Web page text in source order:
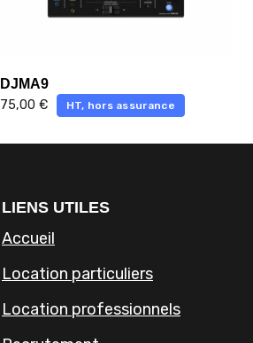
DJMA9
75,00 € HT, hors assurance
LIENS UTILES
Accueil
Location particuliers
Location professionnels